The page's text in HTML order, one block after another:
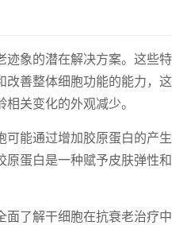
迹象的潜在解决方案。这些特
改善整体细胞功能的能力，这
关变化的外观减少。
可能通过增加胶原蛋白的产生
原蛋白是一种赋予皮肤弹性和
面了解干细胞在抗衰老治疗中